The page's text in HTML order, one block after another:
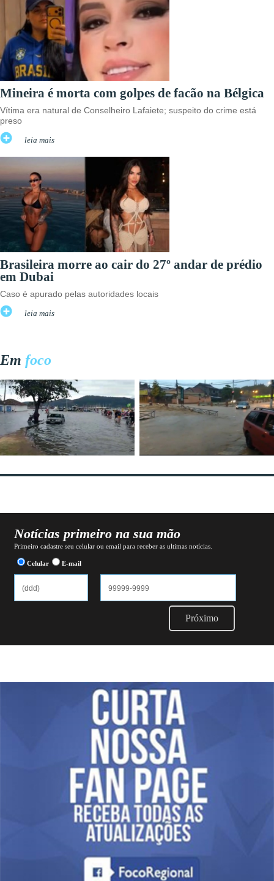
Mineira é morta com golpes de facão na Bélgica
Vítima era natural de Conselheiro Lafaiete; suspeito do crime está
preso
leia mais
Brasileira morre ao cair do 27º andar de prédio
em Dubai
Caso é apurado pelas autoridades locais
leia mais
Em foco
Notícias primeiro na sua mão
Primeiro cadastre seu celular ou email para receber as ultimas notícias.
Celular E-mail
Próximo